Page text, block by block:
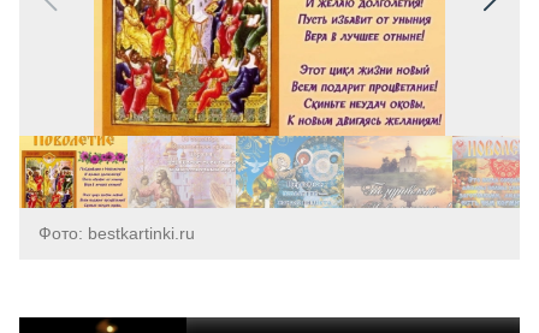
Фото: bestkartinki.ru